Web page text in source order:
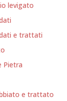
levigato
e trattati
Pietra
e trattato